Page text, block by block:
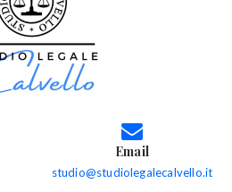
Email
studio@studiolegalecalvello.it